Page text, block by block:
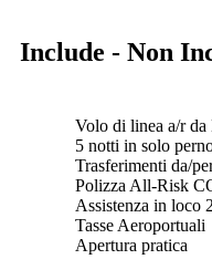
Include - Non
Volo di linea a/r
5 notti in solo
Trasferimenti da/
Polizza All-Risk
Assistenza in loco
Tasse Aeroportuali
Apertura pratica